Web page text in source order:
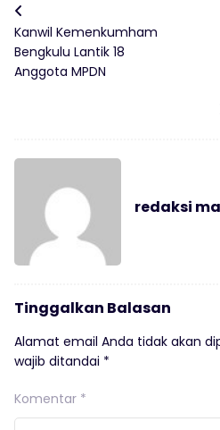
Kanwil Kemenkumham
Bengkulu Lantik 18
Anggota MPDN
redaksi
Tinggalkan Balasan
Alamat email Anda tidak akan
wajib ditandai *
Komentar *